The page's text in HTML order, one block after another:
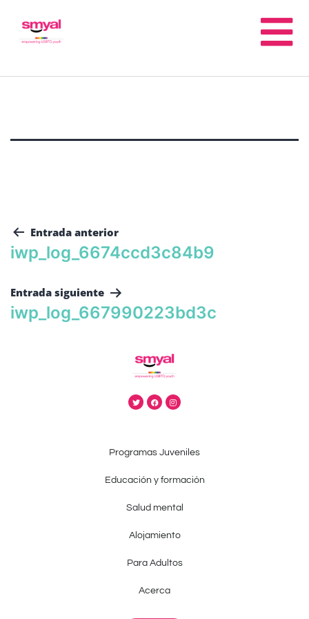
Entrada anterior
iwp_log_6674ccd3c84b9
Entrada siguiente
iwp_log_667990223bd3c
Programas Juveniles
Educación y formación
Salud mental
Alojamiento
Para Adultos
Acerca